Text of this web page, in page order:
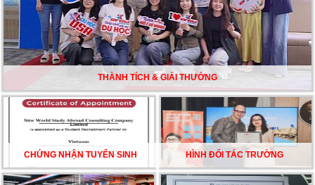
DU HỌC ÚC DẦN TRỞ THÀNH LỰA CHỌN HÀNG
ĐẦU CỦA DU HỌC SINH NĂM 2026 – VÀ TẤT CẢ
ĐỀU CÓ LÝ DO!!
CHẠM GIẤC MƠ DU HỌC MỸ – BẮT ĐẦU TỪ NGÀY
HỘI GHI DANH & SĂN HỌC BỔNG KỲ SPRING 2026
THÀNH TÍCH & GIẢI THƯỞNG
CHỨNG NHẬN TUYỂN SINH HÌNH ĐỐI TÁC TRƯỜNG